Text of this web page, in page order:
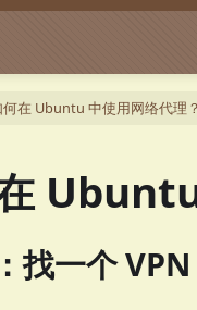
何在 Ubuntu 中使用网络代理？
找一个 VPN